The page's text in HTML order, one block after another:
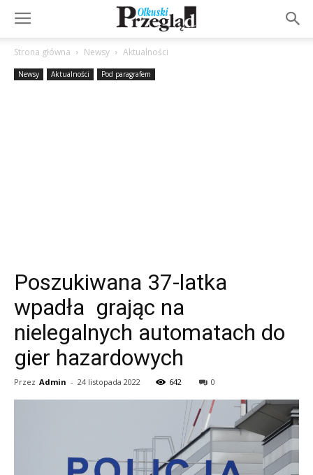
Strona główna Newsy Aktualności
Newsy Aktualności Pod paragrafem
Poszukiwana 37-latka
wpadła grając na
nielegalnych automatach do
gier hazardowych
Przez Admin - 24 listopada 2022 642 0